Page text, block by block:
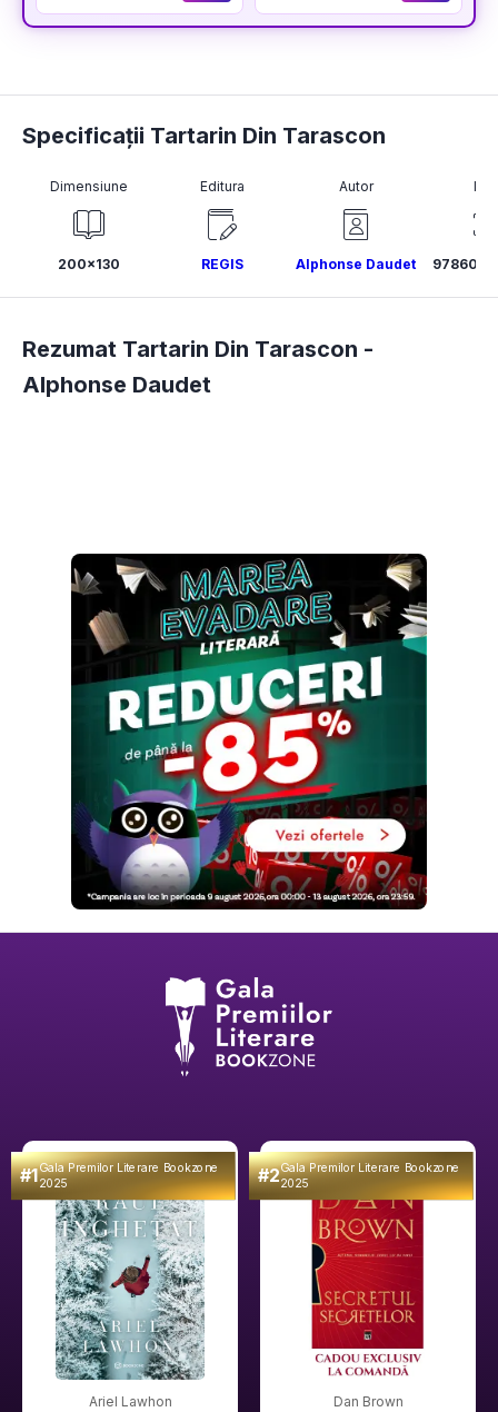
Specificații Tartarin Din Tarascon
Dimensiune
200x130
Editura
REGIS
Autor
Alphonse Daudet
Rezumat Tartarin Din Tarascon -
Alphonse Daudet
#1Gala Premilor Literare Bookzone
2025
Ariel Lawhon
#2Gala Premilor Literare Bookzone
2025
Dan Brown